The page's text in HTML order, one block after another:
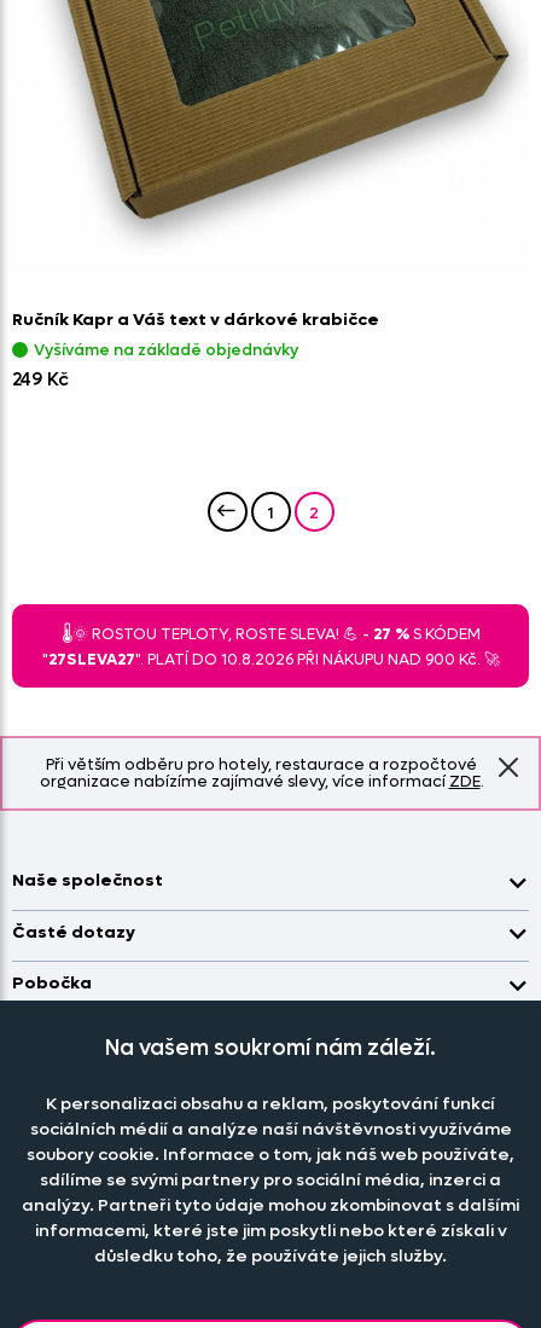
Při větším odběru pro hotely, restaurace a rozpočtové
organizace nabízíme zajímavé slevy, více informacíZDE.
Ručník Kapr a Váš text v dárkové krabičce
Vyšíváme na základě objednávky
249 Kč
1 2
🌡️🌞 ROSTOU TEPLOTY, ROSTE SLEVA! 💪 - 27 %S KÓDEM
"27SLEVA27". PLATÍ DO 10.8.2026 PŘI NÁKUPU NAD 900 Kč. 🚀
Objevte slevy pro členy, získejte akční nabídky, novinky, tipy a
informace do vaší schránky.
Naše společnost
Doprava a platba
Kontakt
O nás
Obchodní podmínky
Katalog zdarma
Časté dotazy
Jak změřit okno pro nákup záclon?
Jak prát záclony a závěsy?
Informace o materiálech
Šití záclon a závěsů
Pobočka
PRODEJNÍ ODDĚLENÍ - TELEFONICKY
e-mail:dotazy@dante.cz
reklamace:reklamace@dante.cz
Na vašem soukromí nám záleží.
K personalizaci obsahu a reklam, poskytování funkcí
sociálních médií a analýze naší návštěvnosti využíváme
soubory cookie. Informace o tom, jak náš web používáte,
sdílíme se svými partnery pro sociální média, inzerci a
analýzy. Partneři tyto údaje mohou zkombinovat s dalšími
informacemi, které jste jim poskytli nebo které získali v
důsledku toho, že používáte jejich služby.